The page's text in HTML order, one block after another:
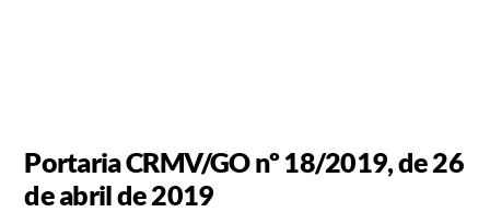
Portaria CRMV/GO nº 18/2019, de 26
de abril de 2019